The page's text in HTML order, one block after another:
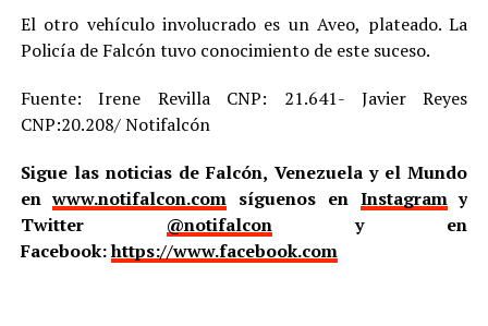
El otro vehículo involucrado es un Aveo, plateado. La
Policía de Falcón tuvo conocimiento de este suceso.
Fuente: Irene Revilla CNP: 21.641- Javier Reyes
CNP:20.208/ Notifalcón
Sigue las noticias de Falcón, Venezuela y el Mundo
enwww.notifalcon.com síguenos en Instagramy
Twitter @notifalcony en
Facebook:https://www.facebook.com